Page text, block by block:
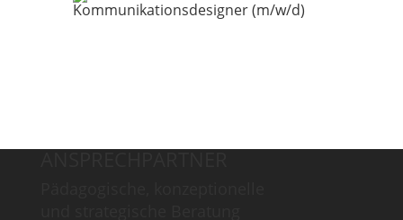
Kommunikationsdesigner (m/w/d)